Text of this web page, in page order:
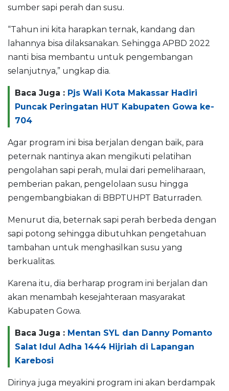
sumber sapi perah dan susu.
“Tahun ini kita harapkan ternak, kandang dan
lahannya bisa dilaksanakan. Sehingga APBD 2022
nanti bisa membantu untuk pengembangan
selanjutnya,” ungkap dia.
Baca Juga : Pjs Wali Kota Makassar Hadiri
Puncak Peringatan HUT Kabupaten Gowa ke-
704
Agar program ini bisa berjalan dengan baik, para
peternak nantinya akan mengikuti pelatihan
pengolahan sapi perah, mulai dari pemeliharaan,
pemberian pakan, pengelolaan susu hingga
pengembangbiakan di BBPTUHPT Baturraden.
Menurut dia, beternak sapi perah berbeda dengan
sapi potong sehingga dibutuhkan pengetahuan
tambahan untuk menghasilkan susu yang
berkualitas.
Karena itu, dia berharap program ini berjalan dan
akan menambah kesejahteraan masyarakat
Kabupaten Gowa.
Baca Juga : Mentan SYL dan Danny Pomanto
Salat Idul Adha 1444 Hijriah di Lapangan
Karebosi
Dirinya juga meyakini program ini akan berdampak